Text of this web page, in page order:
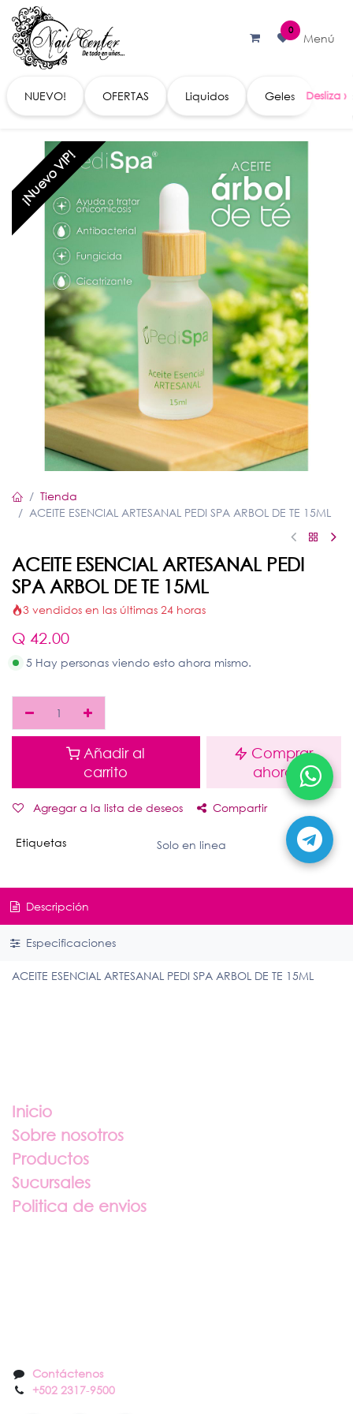
Ir al contenido
0
Menú
NUEVO! OFERTAS Liquidos Geles
¡Nuevo VIP!
Tienda
ACEITE ESENCIAL ARTESANAL PEDI SPA ARBOL DE TE 15ML
ACEITE ESENCIAL ARTESANAL PEDI
SPA ARBOL DE TE 15ML
3 vendidos en las últimas 24 horas
Q 42.00
5 Hay personas viendo esto ahora mismo.
Añadir al
carrito
Comprar
ahora
Agregar a la lista de deseos Compartir
Etiquetas Solo en linea
Descripción
Especificaciones
ACEITE ESENCIAL ARTESANAL PEDI SPA ARBOL DE TE 15ML
Inicio
Sobre nosotros
Productos
Sucursales
Politica de envios
Contáctenos
+502 2317-9500